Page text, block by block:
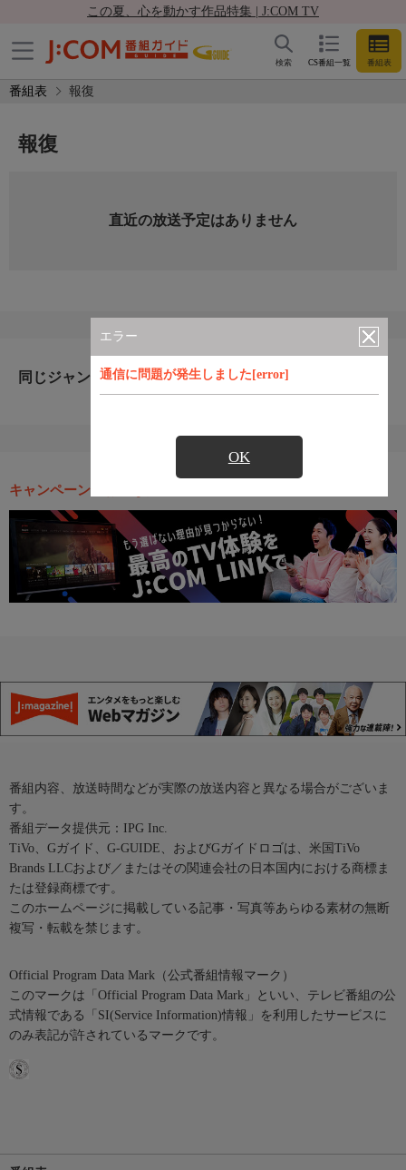
この夏、心を動かす作品特集 | J:COM TV
CS番組一覧 番組表
検索
番組表 報復
エラー
通信に問題が発生しました[error]
OK
報復
直近の放送予定はありません
同じジャンルのおすすめ番組
キャンペーン・お得な情報
番組内容、放送時間などが実際の放送内容と異なる場合がございま
す。
番組データ提供元：IPG Inc.
TiVo、Gガイド、G-GUIDE、およびGガイドロゴは、米国TiVo
Brands LLCおよび／またはその関連会社の日本国内における商標ま
たは登録商標です。
このホームページに掲載している記事・写真等あらゆる素材の無断
複写・転載を禁じます。
Official Program Data Mark（公式番組情報マーク）
このマークは「Official Program Data Mark」といい、テレビ番組の公
式情報である「SI(Service Information)情報」を利用したサービスに
のみ表記が許されているマークです。